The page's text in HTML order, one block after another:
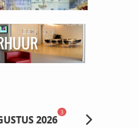
2026
3